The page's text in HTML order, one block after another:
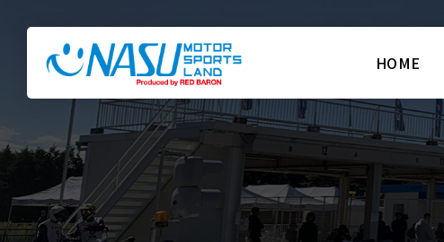
HOME